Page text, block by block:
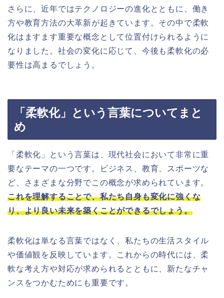
さらに、近年ではテクノロジーの進化とともに、働き
方や教育方法の大革新が起きています。その中で柔軟
化はますます重要な概念として位置付けられるように
なりました。社会の変化に応じて、今後も柔軟化の必
要性は高まるでしょう。
「柔軟化」という言葉についてまと
め
「柔軟化」という言葉は、現代社会において非常に重
要なテーマの一つです。ビジネス、教育、スポーツな
ど、さまざまな分野でこの概念が求められています。
これを理解することで、私たち自身も変化に強くな
り、より良い未来を築くことができるでしょう。
柔軟化は単なる言葉ではなく、私たちの生活スタイル
や価値観を反映しています。これからの時代には、柔
軟な考え方や対応が求められるとともに、新たなチャ
ンスをつかむためにも重要です。